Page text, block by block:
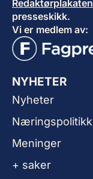
Redaktørplakaten
presseskikk.
Vi er medlem av:
NYHETER
Nyheter
Næringspolitikk
Meninger
+ saker